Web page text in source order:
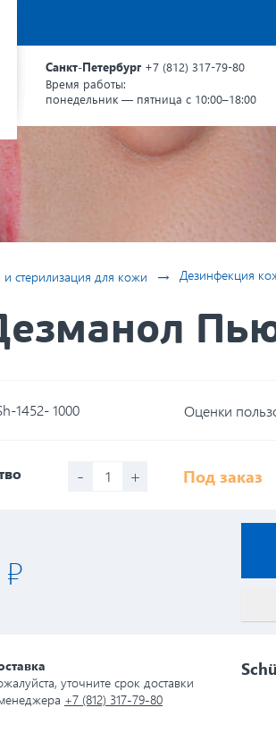
Санкт-Петербург +7 (812) 317-79-80
Время работы:
понедельник — пятница с 10:00–18:00
стерилизация для кожи → Дезинфекция
1452- 1000 Оценки
- + Под заказ
уточните срок доставки
+7 (812) 317-79-80